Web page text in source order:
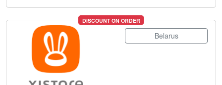
DISCOUNT ON ORDER
Belarus